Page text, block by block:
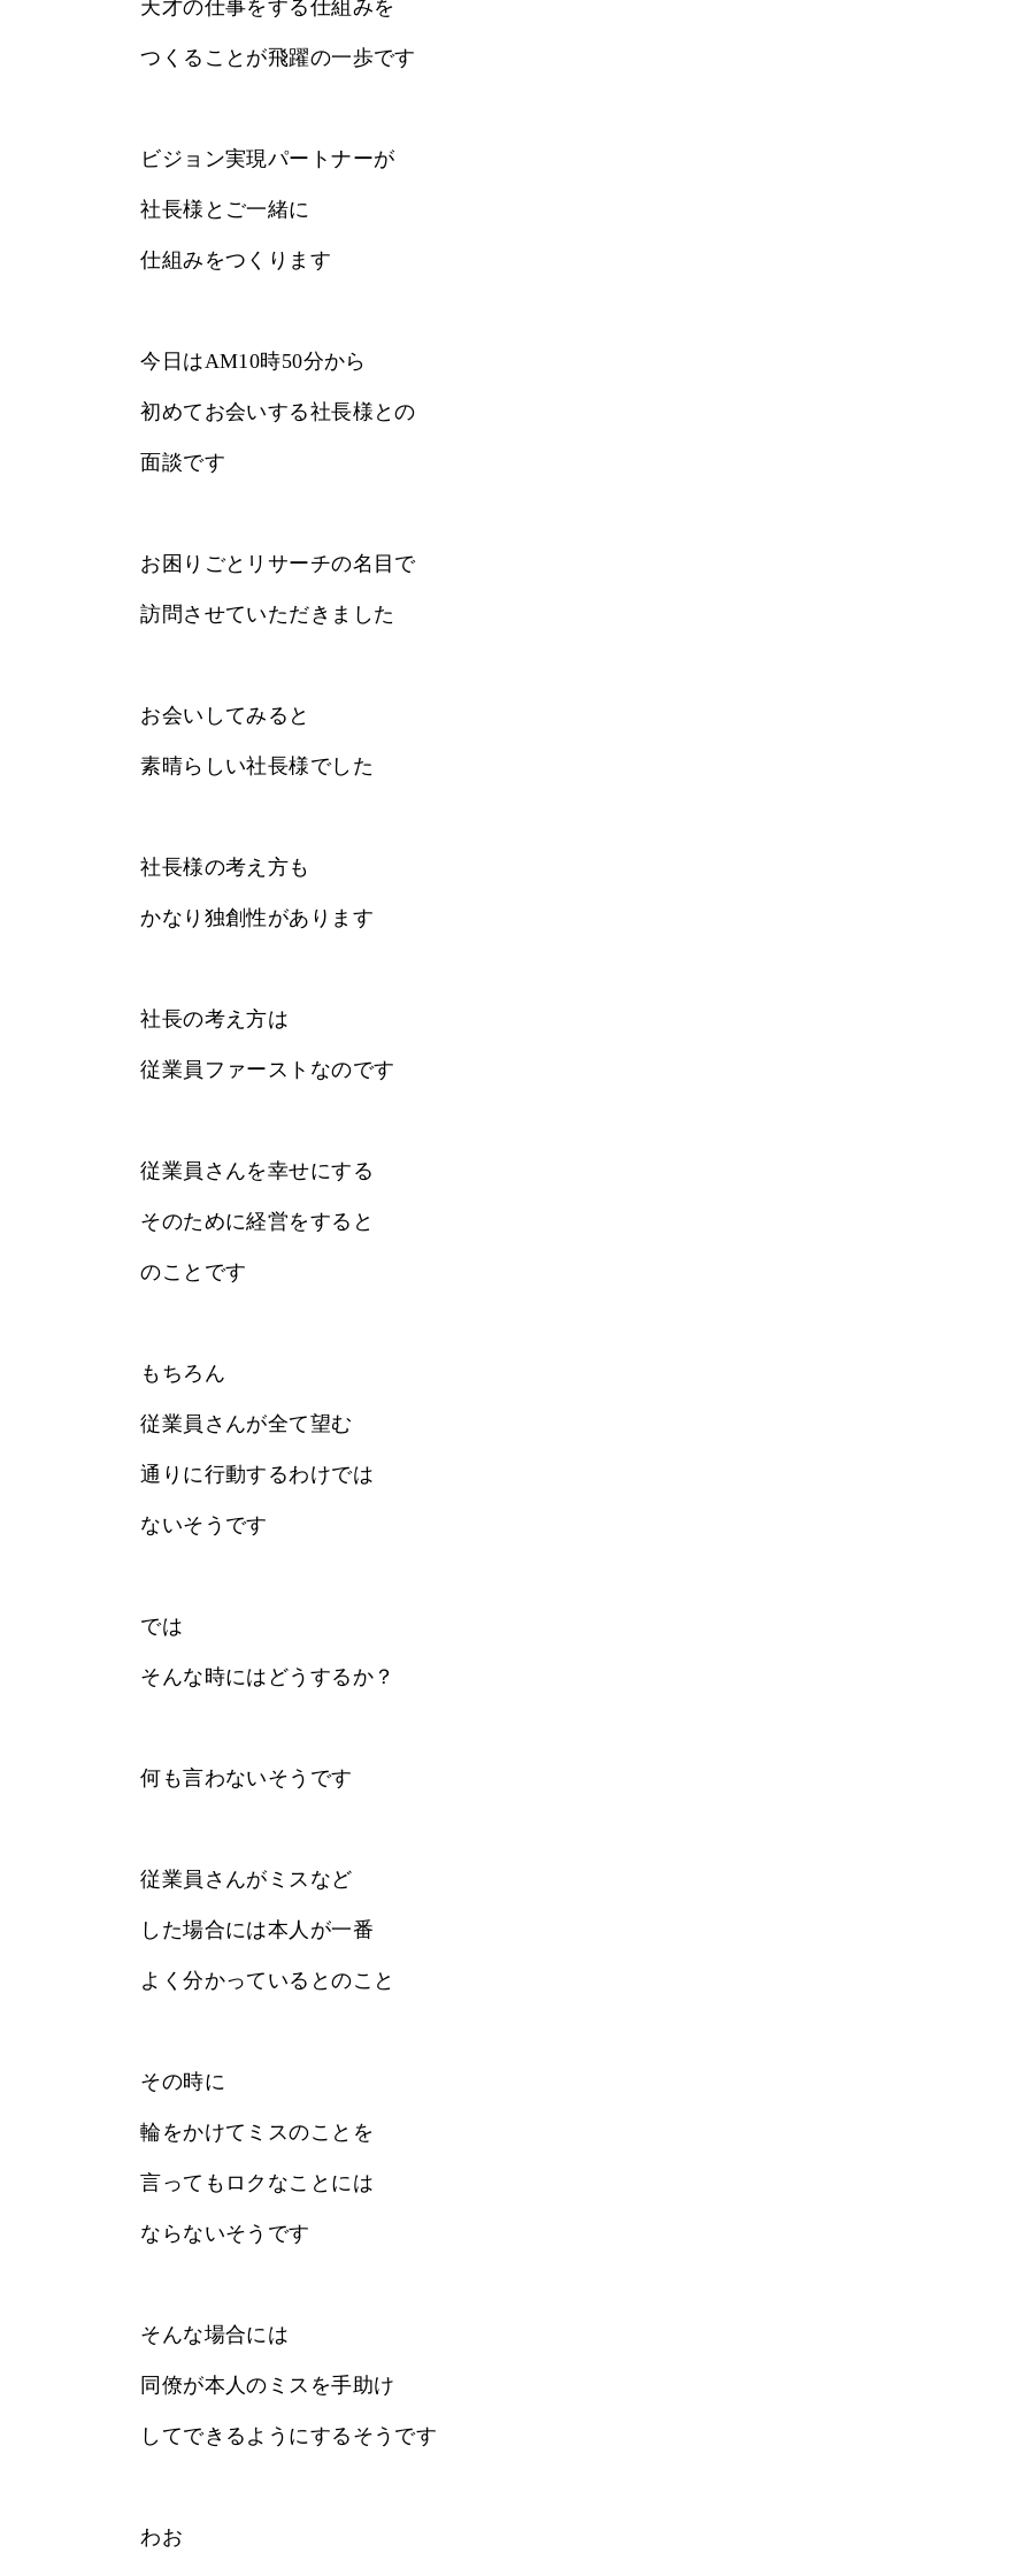
天才の仕事をする仕組みを
つくることが飛躍の一歩です
ビジョン実現パートナーが
社長様とご一緒に
仕組みをつくります
今日はAM10時50分から
初めてお会いする社長様との
面談です
お困りごとリサーチの名目で
訪問させていただきました
お会いしてみると
素晴らしい社長様でした
社長様の考え方も
かなり独創性があります
社長の考え方は
従業員ファーストなのです
従業員さんを幸せにする
そのために経営をすると
のことです
もちろん
従業員さんが全て望む
通りに行動するわけでは
ないそうです
では
そんな時にはどうするか？
何も言わないそうです
従業員さんがミスなど
した場合には本人が一番
よく分かっているとのこと
その時に
輪をかけてミスのことを
言ってもロクなことには
ならないそうです
そんな場合には
同僚が本人のミスを手助け
してできるようにするそうです
わお